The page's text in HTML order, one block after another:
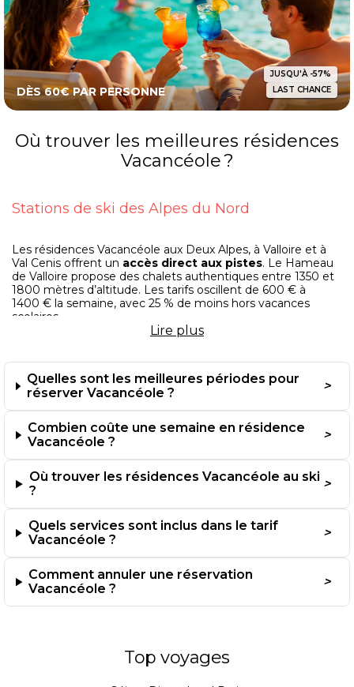
DÈS 60€ PAR PERSONNE
JUSQU'À -57%
LAST CHANCE
Où trouver les meilleures résidences
Vacancéole ?
Stations de ski des Alpes du Nord
Les résidences Vacancéole aux Deux Alpes, à Valloire et à
Val Cenis offrent un accès direct aux pistes. Le Hameau
de Valloire propose des chalets authentiques entre 1350 et
1800 mètres d’altitude. Les tarifs oscillent de 600 € à
1400 € la semaine, avec 25 % de moins hors vacances
scolaires.
partenariats Skiset pour louer le matériel à prix réduit. Les
familles apprécient les appartements de 4 à 8 personnes
avec cuisine équipée et balcon.
Côte Atlantique et Méditerranée
Le Domaine des Grands Lacs à Biscarrosse se trouve à 2
km des plages landaises. La résidence dispose d’une piscine
Bretagne permettent un accès à pied à la plage avec vue
sur la baie de Douarnenez.
En Provence, le Domaine de Camiole près de Fayence
combine piscine, tennis et animations estivales. Les
locations varient de 500 € à 1100 € selon le nombre de
Corse : entre mer et montagne
Lire plus
Quelles sont les meilleures périodes pour
réserver Vacancéole ?
Combien coûte une semaine en résidence
Vacancéole ?
Où trouver les résidences Vacancéole au ski
?
Quels services sont inclus dans le tarif
Vacancéole ?
Comment annuler une réservation
Vacancéole ?
Top voyages